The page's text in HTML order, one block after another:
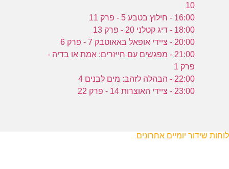
10
16:00 - חילוץ בטבע 5 - פרק 11
18:00 - דיג קטלני 20 - פרק 13
20:00 - ציידי אופאל באאוטבק 7 - פרק 6
21:00 - מפגשים עם חייזרים: אמת או בדיה -
פרק 1
22:00 - הבהלה לזהב: מים לבנים 4
23:00 - ציידי האוצרות 14 - פרק 22
לוחות שידור יומיים אחרונים